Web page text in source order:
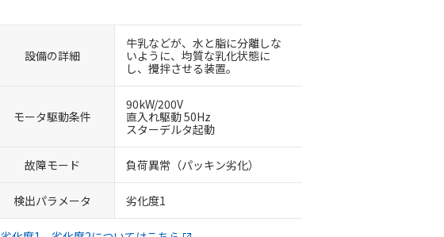
設備の詳細
牛乳などが、水と脂に分離しな
いように、均質な乳化状態に
し、攪拌させる装置。
モータ駆動条件
90kW/200V
直入れ駆動 50Hz
スターデルタ起動
故障モード 負荷異常（パッキン劣化）
検出パラメータ 劣化度1